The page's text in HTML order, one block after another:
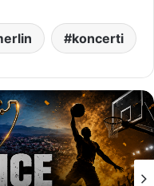
koncerti